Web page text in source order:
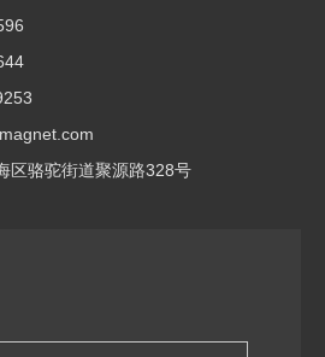
区骆驼街道聚源路328号